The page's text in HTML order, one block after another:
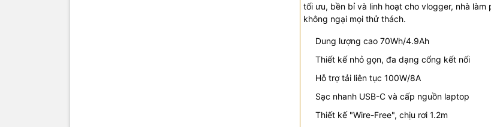
tối ưu, bền bỉ và linh hoạt cho vlogger, nhà làm
không ngại mọi thử thách.
Dung lượng cao 70Wh/4.9Ah
Thiết kế nhỏ gọn, đa dạng cổng kết nối
Hỗ trợ tải liên tục 100W/8A
Sạc nhanh USB-C và cấp nguồn laptop
Thiết kế "Wire-Free", chịu rơi 1.2m